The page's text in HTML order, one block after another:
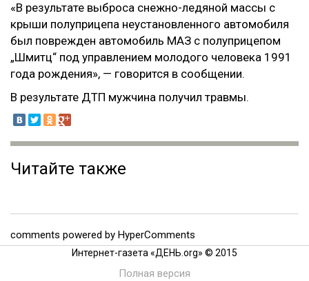
«В результате выброса снежно-ледяной массы с
крыши полуприцепа неустановленного автомобиля
был поврежден автомобиль МАЗ с полуприцепом
„Шмитц“ под управлением молодого человека 1991
года рождения», — говорится в сообщении.
В результате ДТП мужчина получил травмы.
Читайте также
comments powered by HyperComments
Интернет-газета «ДЕНЬ.org» © 2015
Полная версия